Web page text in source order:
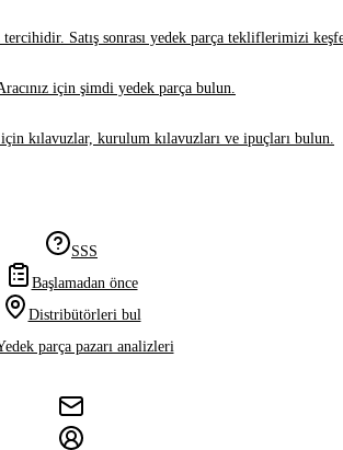
Satış sonrası yedek parça tekliflerimizi
için şimdi yedek parça bulun.
kılavuzlar, kurulum kılavuzları ve ipuçları bulun.
SSS
Başlamadan önce
Distribütörleri bul
parça pazarı analizleri